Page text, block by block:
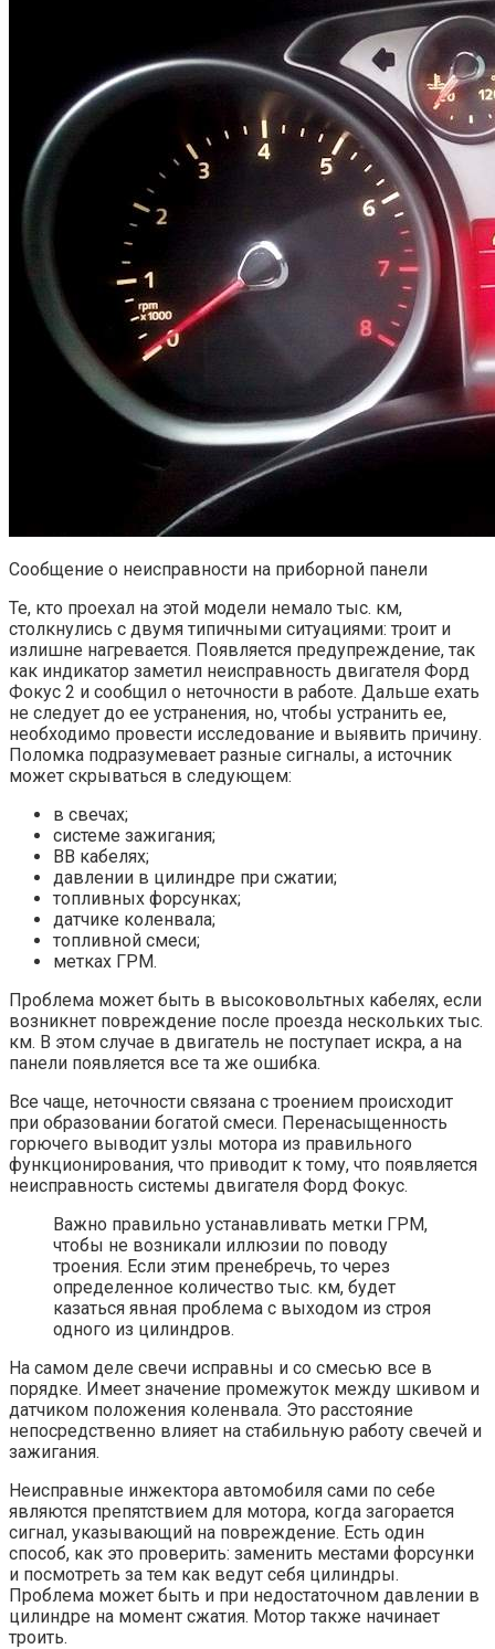
Сообщение о неисправности на приборной панели
Те, кто проехал на этой модели немало тыс. км,
столкнулись с двумя типичными ситуациями: троит и
излишне нагревается. Появляется предупреждение, так
как индикатор заметил неисправность двигателя Форд
Фокус 2 и сообщил о неточности в работе. Дальше ехать
не следует до ее устранения, но, чтобы устранить ее,
необходимо провести исследование и выявить причину.
Поломка подразумевает разные сигналы, а источник
может скрываться в следующем:
в свечах;
системе зажигания;
ВВ кабелях;
давлении в цилиндре при сжатии;
топливных форсунках;
датчике коленвала;
топливной смеси;
метках ГРМ.
Проблема может быть в высоковольтных кабелях, если
возникнет повреждение после проезда нескольких тыс.
км. В этом случае в двигатель не поступает искра, а на
панели появляется все та же ошибка.
Все чаще, неточности связана с троением происходит
при образовании богатой смеси. Перенасыщенность
горючего выводит узлы мотора из правильного
функционирования, что приводит к тому, что появляется
неисправность системы двигателя Форд Фокус.
Важно правильно устанавливать метки ГРМ,
чтобы не возникали иллюзии по поводу
троения. Если этим пренебречь, то через
определенное количество тыс. км, будет
казаться явная проблема с выходом из строя
одного из цилиндров.
На самом деле свечи исправны и со смесью все в
порядке. Имеет значение промежуток между шкивом и
датчиком положения коленвала. Это расстояние
непосредственно влияет на стабильную работу свечей и
зажигания.
Неисправные инжектора автомобиля сами по себе
являются препятствием для мотора, когда загорается
сигнал, указывающий на повреждение. Есть один
способ, как это проверить: заменить местами форсунки
и посмотреть за тем как ведут себя цилиндры.
Проблема может быть и при недостаточном давлении в
цилиндре на момент сжатия. Мотор также начинает
троить.